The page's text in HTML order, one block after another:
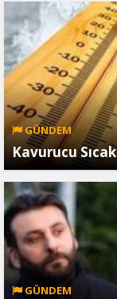
GÜNDEM
Kavurucu
GÜNDEM